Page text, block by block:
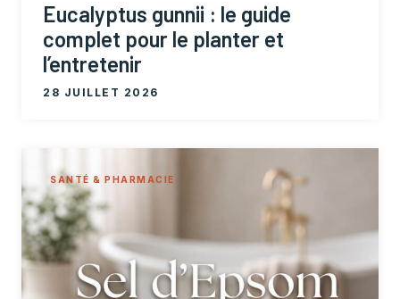
Eucalyptus gunnii : le guide
complet pour le planter et
l’entretenir
28 JUILLET 2026
SANTÉ & PHARMACIE